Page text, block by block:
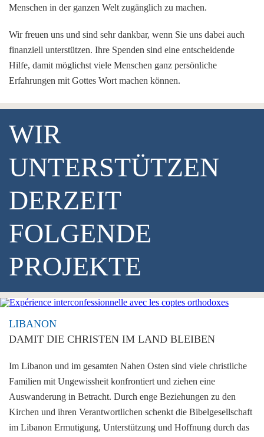
Menschen in der ganzen Welt zugänglich zu machen.
Wir freuen uns und sind sehr dankbar, wenn Sie uns dabei auch
finanziell unterstützen. Ihre Spenden sind eine entscheidende
Hilfe, damit möglichst viele Menschen ganz persönliche
Erfahrungen mit Gottes Wort machen können.
WIR
UNTERSTÜTZEN
DERZEIT
FOLGENDE
PROJEKTE
LIBANON
DAMIT DIE CHRISTEN IM LAND BLEIBEN
Im Libanon und im gesamten Nahen Osten sind viele christliche
Familien mit Ungewissheit konfrontiert und ziehen eine
Auswanderung in Betracht. Durch enge Beziehungen zu den
Kirchen und ihren Verantwortlichen schenkt die Bibelgesellschaft
im Libanon Ermutigung, Unterstützung und Hoffnung durch das